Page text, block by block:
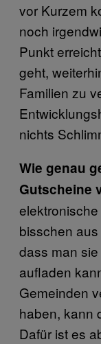
vor Kurzem
noch
Punkt
geht,
Familien zu
nichts
Wie genau
Gutscheine
bisschen
dass man
aufladen
Gemeinden
haben, kann
Dafür ist es